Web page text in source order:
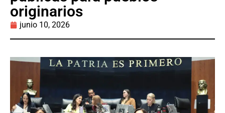
originarios
junio 10, 2026